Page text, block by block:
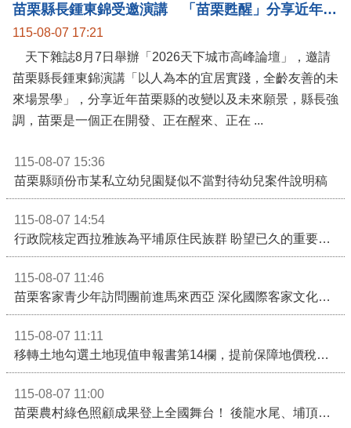
苗栗縣長鍾東錦受邀演講 「苗栗甦醒」分享近年轉變
115-08-07 17:21
天下雜誌8月7日舉辦「2026天下城市高峰論壇」，邀請
苗栗縣長鍾東錦演講「以人為本的宜居實踐，全齡友善的未
來場景學」，分享近年苗栗縣的改變以及未來願景，縣長強
調，苗栗是一個正在開發、正在醒來、正在 ...
115-08-07 15:36
苗栗縣頭份市某私立幼兒園疑似不當對待幼兒案件說明稿
115-08-07 14:54
行政院核定西拉雅族為平埔原住民族群 盼望已久的重要時刻到來！8月13日起受理民族成員名冊登記
115-08-07 11:46
苗栗客家青少年訪問團前進馬來西亞 深化國際客家文化交流
115-08-07 11:11
移轉土地勾選土地現值申報書第14欄，提前保障地價稅節稅權益
115-08-07 11:00
苗栗農村綠色照顧成果登上全國舞台！ 後龍水尾、埔頂社區前進2026高齡健康產業博覽會